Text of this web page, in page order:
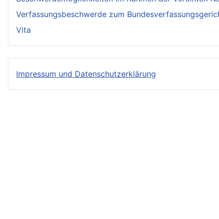
Verfassungsbeschwerde zum
Vita
Impressum und Datenschutzerklärung